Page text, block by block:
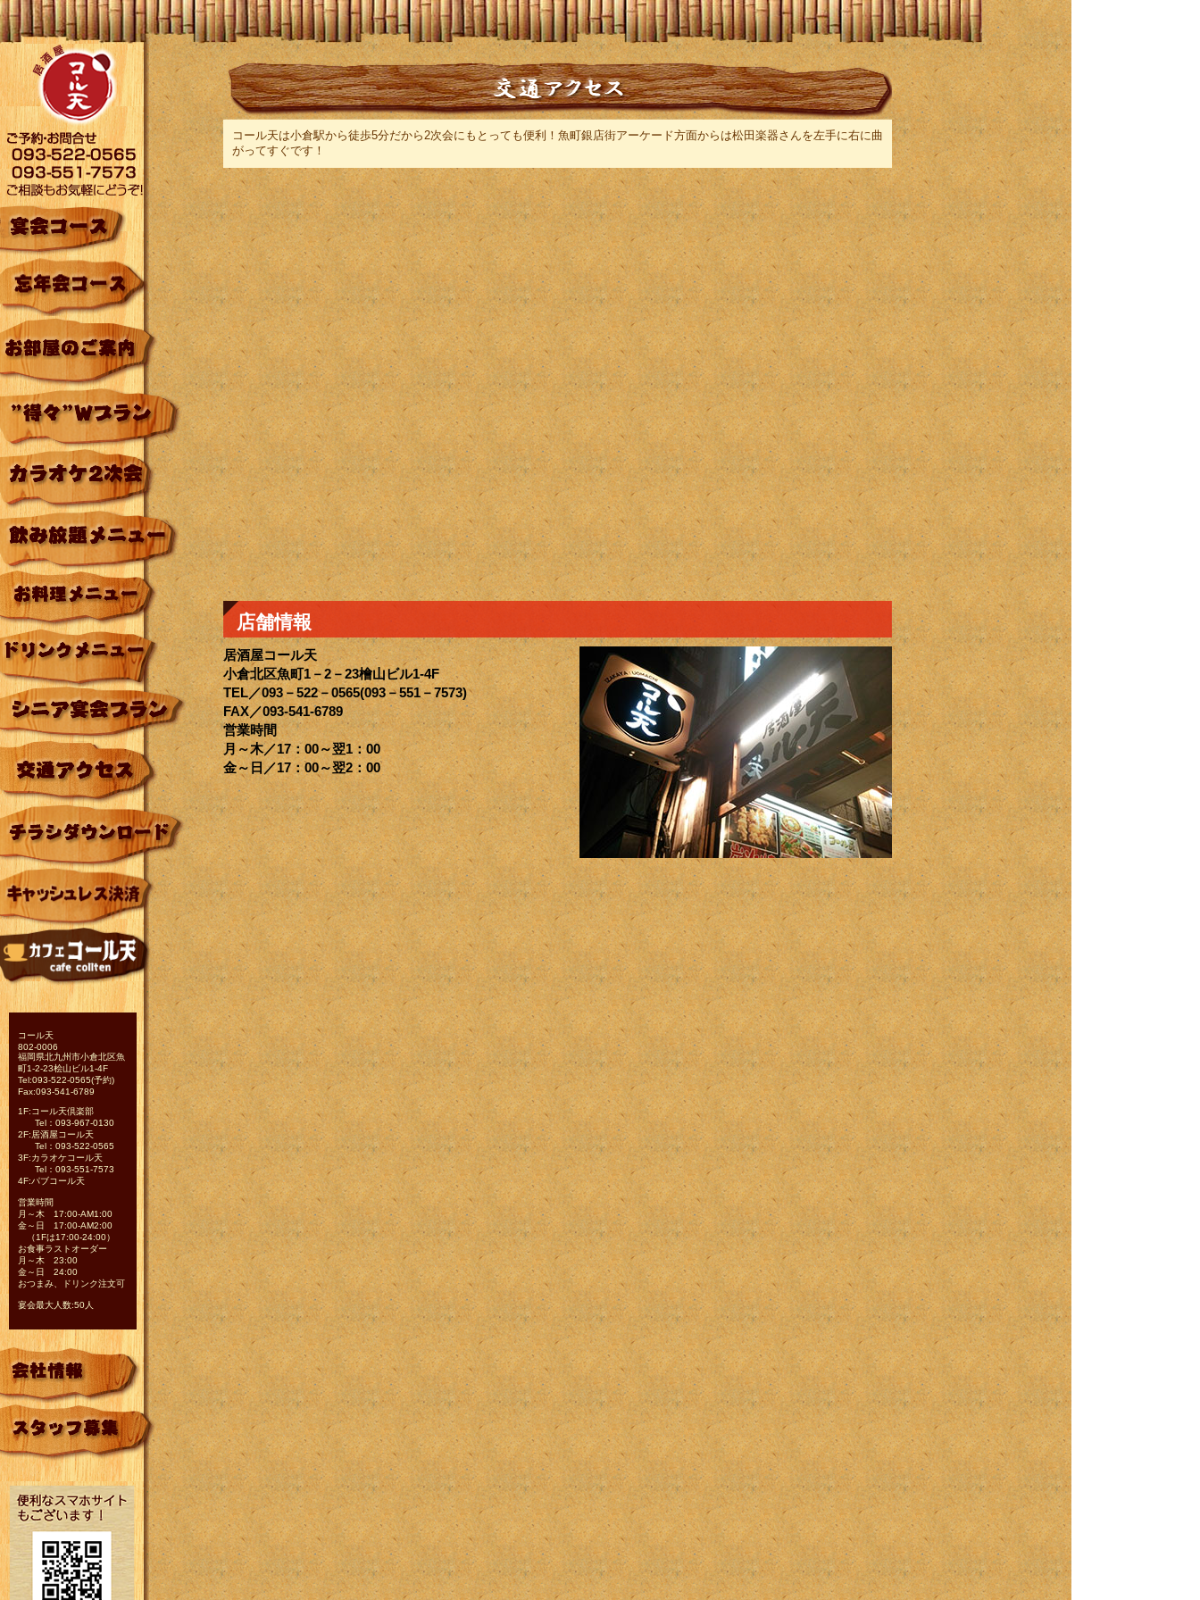
コール天
802-0006
福岡県北九州市小倉北区魚
町1-2-23桧山ビル1-4F
Tel:093-522-0565(予約)
Fax:093-541-6789
1F:コール天倶楽部
Tel：093-967-0130
2F:居酒屋コール天
Tel：093-522-0565
3F:カラオケコール天
Tel：093-551-7573
4F:パブコール天
営業時間
月～木 17:00-AM1:00
金～日 17:00-AM2:00
（1Fは17:00-24:00）
お食事ラストオーダー
月～木 23:00
金～日 24:00
おつまみ、ドリンク注文可
宴会最大人数:50人
コール天は小倉駅から徒歩5分だから2次会にもとっても便利！魚町銀店街アーケード方面からは松田楽器さんを左手に右に曲
がってすぐです！
店舗情報
居酒屋コール天
小倉北区魚町1－2－23檜山ビル1-4F
TEL／093－522－0565(093－551－7573)
FAX／093-541-6789
営業時間
月～木／17：00～翌1：00
金～日／17：00～翌2：00